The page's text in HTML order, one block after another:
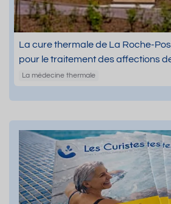
La cure thermale de La Roche-
pour le traitement des affections
La médecine thermale